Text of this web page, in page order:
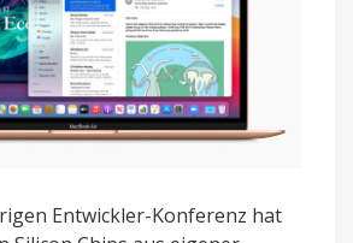
Entwickler-Konferenz hat